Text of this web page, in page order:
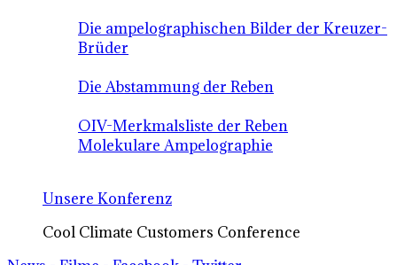
Die ampelographischen Bilder der Kreuzer-
Brüder
Die Abstammung der Reben
OIV-Merkmalsliste der Reben
Molekulare Ampelographie
Unsere Konferenz
Cool Climate Customers Conference